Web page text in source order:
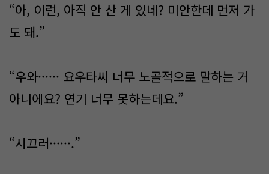
“아, 이런, 아직 안 산 게 있네? 미안한데 먼저 가
도 돼.”
“우와······ 요우타씨 너무 노골적으로 말하는 거
아니에요? 연기 너무 못하는데요.”
“시끄러······.”